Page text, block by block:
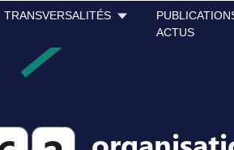
TRANSVERSALITÉS
ACTUS